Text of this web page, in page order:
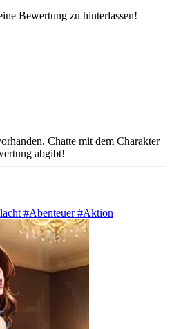
Bewertung zu hinterlassen!
Chatte mit dem Charakter
abgibt!
#Abenteuer #Aktion